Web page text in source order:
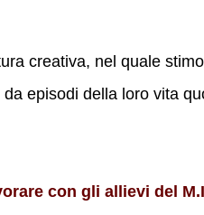
creativa, nel quale
episodi della loro vita
con gli allievi del